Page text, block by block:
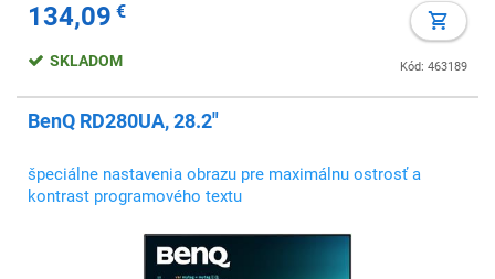
134,09 €
Kód: 463189
SKLADOM
BenQ RD280UA, 28.2"
špeciálne nastavenia obrazu pre maximálnu ostrosť a
kontrast programového textu